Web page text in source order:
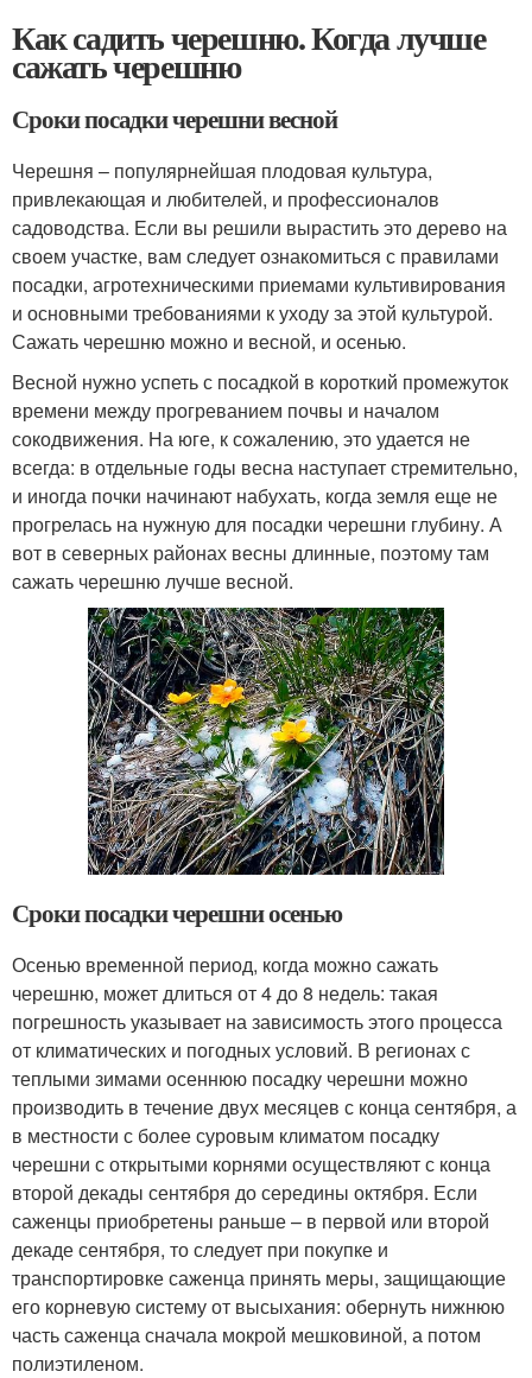
Как садить черешню. Когда лучше
сажать черешню
Сроки посадки черешни весной
Черешня – популярнейшая плодовая культура,
привлекающая и любителей, и профессионалов
садоводства. Если вы решили вырастить это дерево на
своем участке, вам следует ознакомиться с правилами
посадки, агротехническими приемами культивирования
и основными требованиями к уходу за этой культурой.
Сажать черешню можно и весной, и осенью.
Весной нужно успеть с посадкой в короткий промежуток
времени между прогреванием почвы и началом
сокодвижения. На юге, к сожалению, это удается не
всегда: в отдельные годы весна наступает стремительно,
и иногда почки начинают набухать, когда земля еще не
прогрелась на нужную для посадки черешни глубину. А
вот в северных районах весны длинные, поэтому там
сажать черешню лучше весной.
Сроки посадки черешни осенью
Осенью временной период, когда можно сажать
черешню, может длиться от 4 до 8 недель: такая
погрешность указывает на зависимость этого процесса
от климатических и погодных условий. В регионах с
теплыми зимами осеннюю посадку черешни можно
производить в течение двух месяцев с конца сентября, а
в местности с более суровым климатом посадку
черешни с открытыми корнями осуществляют с конца
второй декады сентября до середины октября. Если
саженцы приобретены раньше – в первой или второй
декаде сентября, то следует при покупке и
транспортировке саженца принять меры, защищающие
его корневую систему от высыхания: обернуть нижнюю
часть саженца сначала мокрой мешковиной, а потом
полиэтиленом.